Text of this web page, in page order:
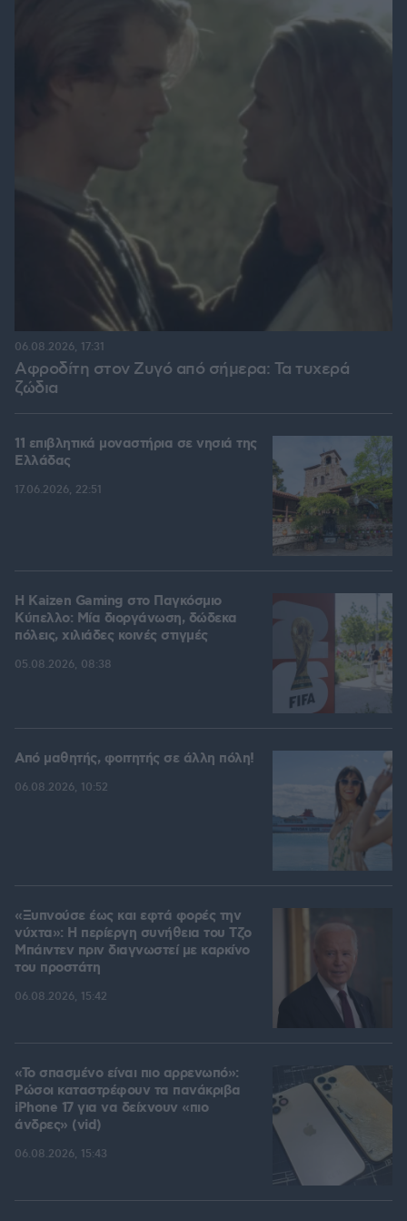
Αφροδίτη στον Ζυγό από σήμερα: Τα τυχερά
ζώδια
06.08.2026, 17:31
11 επιβλητικά μοναστήρια σε νησιά της
Ελλάδας
17.06.2026, 22:51
H Kaizen Gaming στο Παγκόσμιο
Kύπελλο: Μία διοργάνωση, δώδεκα
πόλεις, χιλιάδες κοινές στιγμές
05.08.2026, 08:38
Από μαθητής, φοιτητής σε άλλη πόλη!
06.08.2026, 10:52
«Ξυπνούσε έως και εφτά φορές την
νύχτα»: Η περίεργη συνήθεια του Τζο
Μπάιντεν πριν διαγνωστεί με καρκίνο
του προστάτη
06.08.2026, 15:42
«Το σπασμένο είναι πιο αρρενωπό»:
Ρώσοι καταστρέφουν τα πανάκριβα
iPhone 17 για να δείχνουν «πιο
άνδρες» (vid)
06.08.2026, 15:43